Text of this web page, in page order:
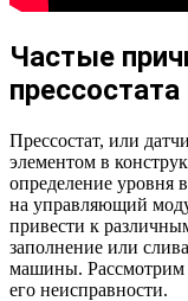
Частые
прессостата
Прессостат, или
элементом в
определение уровня
на управляющий
привести к
заполнение или
машины. Рассмотрим
его неисправности.